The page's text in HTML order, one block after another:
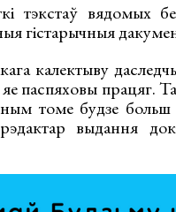
тэкстаў вядомых
гістарычныя
калектыву
паспяховы працяг.
томе будзе
выдання